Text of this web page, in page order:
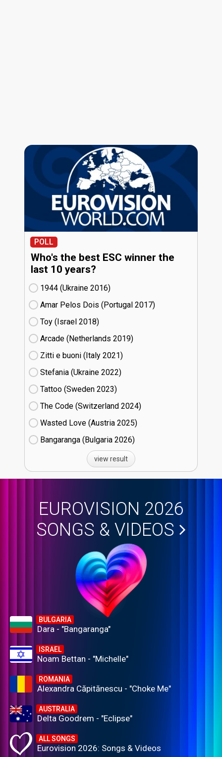
POLL
Who's the best ESC winner the
last 10 years?
1944 (Ukraine
16)
Amar Pelos Dois (Portugal
17)
Toy (Israel
18)
Arcade (Netherlands
19)
Zitti e buoni​ (Italy
21)
Stefania (Ukraine
22)
Tattoo (Sweden
23)
The Code (Switzerland
24)
Wasted Love (Austria
25)
Bangaranga (Bulgaria
26)
view result
EUROVISION 2026
SONGS & VIDEOS
BULGARIA
Dara - "Bangaranga"
ISRAEL
Noam Bettan - "Michelle"
ROMANIA
Alexandra Căpitănescu - "Choke Me"
AUSTRALIA
Delta Goodrem - "Eclipse"
ALL SONGS
Eurovision 2026: Songs & Videos